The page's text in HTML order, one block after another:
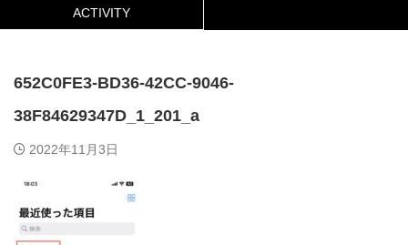
ACTIVITY
652C0FE3-BD36-42CC-9046-
38F84629347D_1_201_a
2022年11月3日